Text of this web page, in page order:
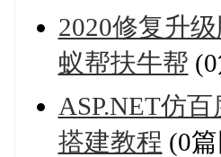
2020修复升
蚁帮扶牛帮
ASP.NET仿
搭建教程 (0